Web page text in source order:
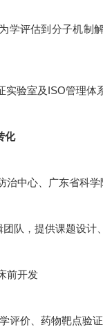
学评估到分子机制
实验室及ISO管理体
化
治中心、广东省科
队，提供课题设计
前开发
评价、药物靶点验